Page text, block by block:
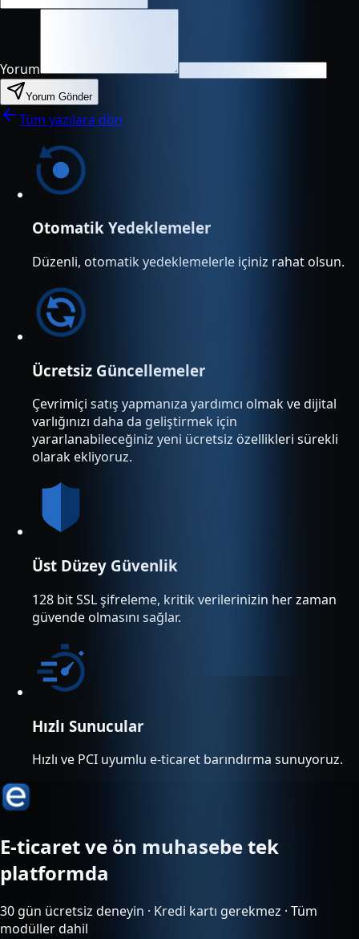
Yorum
Yorum Gönder
Tüm yazılara dön
Otomatik Yedeklemeler
Düzenli, otomatik yedeklemelerle içiniz rahat olsun.
Ücretsiz Güncellemeler
Çevrimiçi satış yapmanıza yardımcı olmak ve dijital
varlığınızı daha da geliştirmek için
yararlanabileceğiniz yeni ücretsiz özellikleri sürekli
olarak ekliyoruz.
Üst Düzey Güvenlik
128 bit SSL şifreleme, kritik verilerinizin her zaman
güvende olmasını sağlar.
Hızlı Sunucular
Hızlı ve PCI uyumlu e-ticaret barındırma sunuyoruz.
E-ticaret ve ön muhasebe tek
platformda
30 gün ücretsiz deneyin · Kredi kartı gerekmez · Tüm
modüller dahil